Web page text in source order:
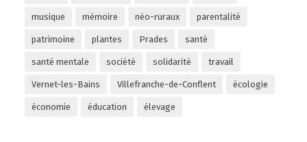
musique mémoire néo-ruraux parentalité
patrimoine plantes Prades santé
santé mentale société solidarité travail
Vernet-les-Bains Villefranche-de-Conflent écologie
économie éducation élevage